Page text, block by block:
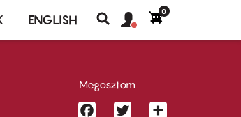
ENGLISH
Keresés
fiók
Felhasználói
0
Megosztom
FacebookTwitter